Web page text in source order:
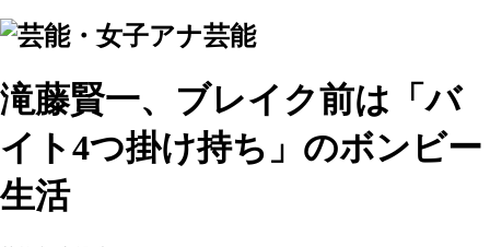
芸能
滝藤賢一、ブレイク前は「バ
イト4つ掛け持ち」のボンビー
生活